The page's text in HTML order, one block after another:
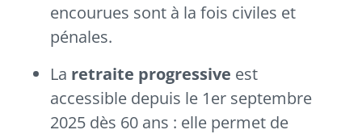
encourues sont à la fois civiles et
pénales.
La retraite progressive est
accessible depuis le 1er septembre
2025 dès 60 ans : elle permet de